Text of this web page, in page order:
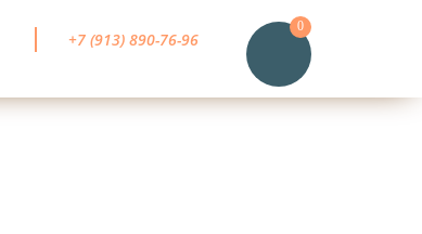
+7 (913) 890-76-96
0